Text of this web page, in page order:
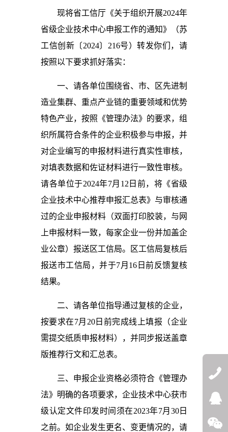
现将省工信厅《关于组织开展2024年
省级企业技术中心申报工作的通知》（苏
工信创新〔2024〕216号）转发你们，请
按照以下要求抓好落实：
一、请各单位围绕省、市、区先进制
造业集群、重点产业链的重要领域和优势
特色产业，按照《管理办法》的要求，组
织所属符合条件的企业积极参与申报，并
对企业编写的申报材料进行真实性审核，
对填表数据和佐证材料进行一致性审核。
请各单位于2024年7月12日前，将《省级
企业技术中心推荐申报汇总表》与审核通
过的企业申报材料（双面打印胶装，与网
上申报材料一致，每家企业一份并加盖企
业公章）报送区工信局。区工信局复核后
报送市工信局，并于7月16日前反馈复核
结果。
二、请各单位指导通过复核的企业，
按要求在7月20日前完成线上填报（企业
需提交纸质申报材料），并同步报送盖章
版推荐行文和汇总表。
三、申报企业资格必须符合《管理办
法》明确的各项要求，企业技术中心获市
级认定文件印发时间须在2023年7月30日
之前。如企业发生更名、变更情况的，请
微信